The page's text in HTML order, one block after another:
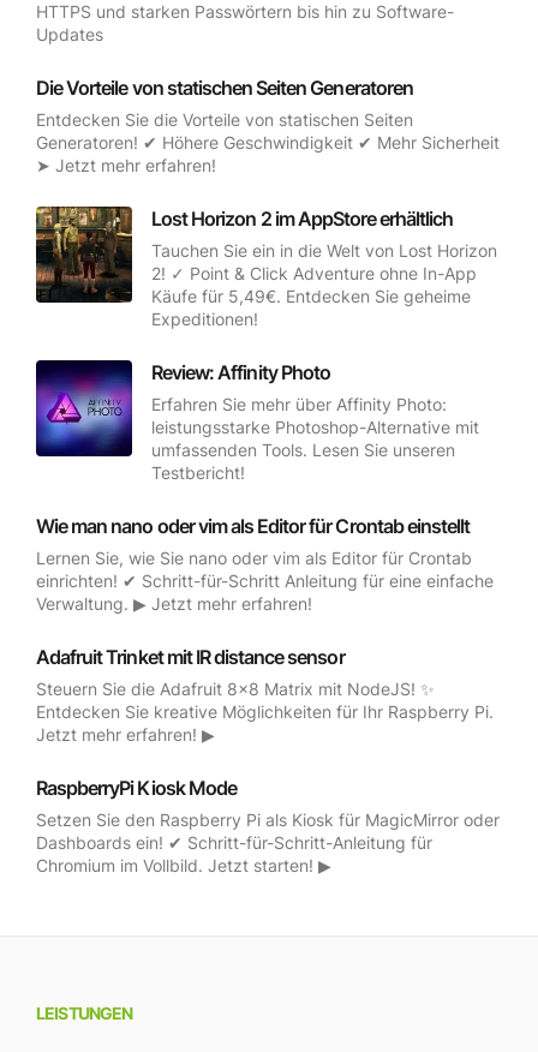
HTTPS und starken Passwörtern bis hin zu Software-
Updates
Die Vorteile von statischen Seiten Generatoren
Entdecken Sie die Vorteile von statischen Seiten
Generatoren! ✔ Höhere Geschwindigkeit ✔ Mehr Sicherheit
➤ Jetzt mehr erfahren!
Lost Horizon 2 im AppStore erhältlich
Tauchen Sie ein in die Welt von Lost Horizon
2! ✓ Point & Click Adventure ohne In-App
Käufe für 5,49€. Entdecken Sie geheime
Expeditionen!
Review: Affinity Photo
Erfahren Sie mehr über Affinity Photo:
leistungsstarke Photoshop-Alternative mit
umfassenden Tools. Lesen Sie unseren
Testbericht!
Wie man nano oder vim als Editor für Crontab einstellt
Lernen Sie, wie Sie nano oder vim als Editor für Crontab
einrichten! ✔ Schritt-für-Schritt Anleitung für eine einfache
Verwaltung. ▶ Jetzt mehr erfahren!
Adafruit Trinket mit IR distance sensor
Steuern Sie die Adafruit 8x8 Matrix mit NodeJS! ✨
Entdecken Sie kreative Möglichkeiten für Ihr Raspberry Pi.
Jetzt mehr erfahren! ▶
RaspberryPi Kiosk Mode
Setzen Sie den Raspberry Pi als Kiosk für MagicMirror oder
Dashboards ein! ✔ Schritt-für-Schritt-Anleitung für
Chromium im Vollbild. Jetzt starten! ▶
LEISTUNGEN